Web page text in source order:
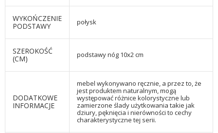
WYKOŃCZENIE
PODSTAWY
połysk
SZEROKOŚĆ
(CM)
podstawy nóg 10x2 cm
DODATKOWE
INFORMACJE
mebel wykonywano ręcznie, a przez to, że
jest produktem naturalnym, mogą
występować różnice kolorystyczne lub
zamierzone ślady użytkowania takie jak
dziury, pęknięcia i nierówności to cechy
charakterystyczne tej serii.